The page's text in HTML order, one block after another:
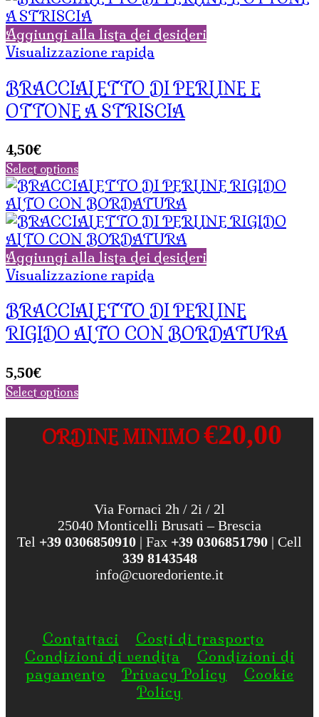
Aggiungi alla lista dei desideri
Visualizzazione rapida
BRACCIALETTO DI PERLINE E
OTTONE A STRISCIA
4,50€
Select options
Aggiungi alla lista dei desideri
Visualizzazione rapida
BRACCIALETTO DI PERLINE
RIGIDO ALTO CON BORDATURA
5,50€
Select options
ORDINE MINIMO€20,00
Via Fornaci 2h / 2i / 2l
25040 Monticelli Brusati – Brescia
Tel +39 0306850910 | Fax +39 0306851790 | Cell
339 8143548
info@cuoredoriente.it
Contattaci
Costi di trasporto
Condizioni di vendita
Condizioni di
pagamento
Privacy Policy
Cookie
Policy